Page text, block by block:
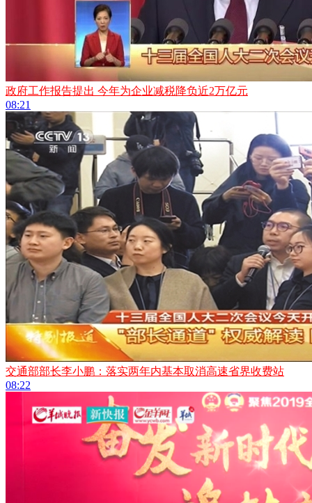
政府工作报告提出 今年为企业减税降负近2万亿元
08:21
交通部部长李小鹏：落实两年内基本取消高速省界收费站
08:22